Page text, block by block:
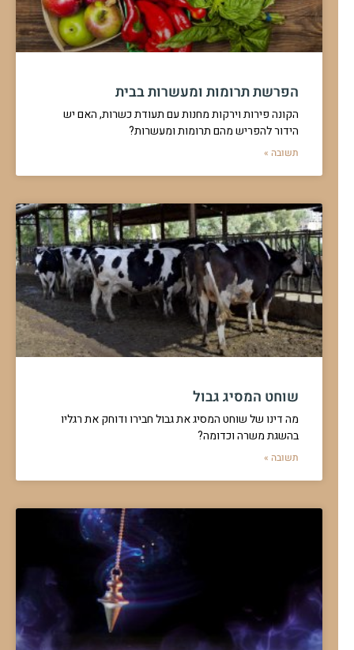
הפרשת תרומות ומעשרות בבית
הקונה פירות וירקות מחנות עם תעודת כשרות, האם יש
הידור להפריש מהם תרומות ומעשרות?
תשובה »
שוחט המסיג גבול
מה דינו של שוחט המסיג את גבול חבירו ודוחק את רגליו
בהשגת משרה וכדומה?
תשובה »